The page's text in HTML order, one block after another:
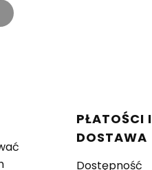
PŁATOŚCI I
DOSTAWA
Dostępność